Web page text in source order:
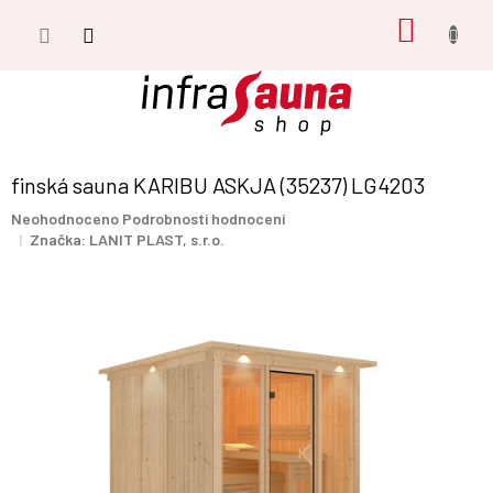
finská sauna KARIBU ASKJA (35237) LG4203
Průměrné
hodnocení
Neohodnoceno Podrobnosti hodnocení
Značka: LANIT PLAST, s.r.o.